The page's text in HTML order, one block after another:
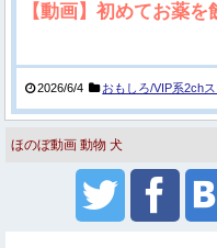
【動画】初めてお薬
2026/6/4 おもしろ/VIP系2chス
ほのぼ動画 動物 犬